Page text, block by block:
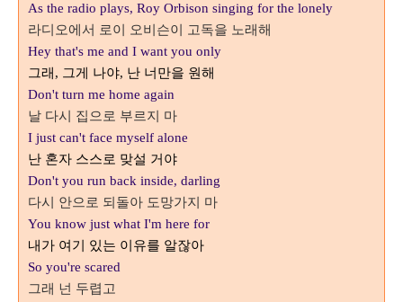
As the radio plays, Roy Orbison singing for the lonely
라디오에서 로이 오비슨이 고독을 노래해
Hey that's me and I want you only
그래, 그게 나야, 난 너만을 원해
Don't turn me home again
날 다시 집으로 부르지 마
I just can't face myself alone
난 혼자 스스로 맞설 거야
Don't you run back inside, darling
다시 안으로 되돌아 도망가지 마
You know just what I'm here for
내가 여기 있는 이유를 알잖아
So you're scared
그래 넌 두렵고